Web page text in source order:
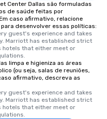
Center Dallas são formuladas
de saúde feitas por
caso afirmativo, relacione
desenvolver essas políticas:
guest's experience and takes
Marriott has established strict
that either meet or
limpa e higieniza as áreas
(ou seja, salas de reuniões,
afirmativo, descreva as
guest's experience and takes
Marriott has established strict
that either meet or